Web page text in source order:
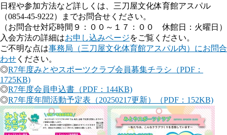
日程や参加方法など詳しくは、三刀屋文化体育館アスパル
（0854-45-9222）までお問合せください。
（お問合せ対応時間９：００～１７：００ 休館日：火曜日）
入会方法の詳細はお申し込みページをご覧ください。
ご不明な点は事務局（三刀屋文化体育館アスパル内）にお問合
わせ ください。
◎R7年度みとやスポーツクラブ会員募集チラシ（PDF：
1725KB)
◎R7年度会員申込書（PDF：144KB)
◎R7年度年間活動予定表（20250217更新）（PDF：152KB)